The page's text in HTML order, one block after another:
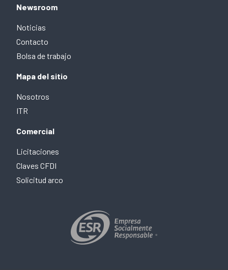
Newsroom
Noticias
Contacto
Bolsa de trabajo
Mapa del sitio
Nosotros
ITR
Comercial
Licitaciones
Claves CFDI
Solicitud arco